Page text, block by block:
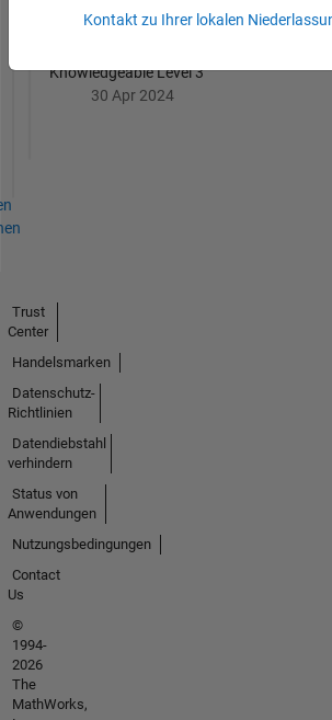
Knowledgeable Level 3
30 Apr 2024
Kontakt zu Ihrer lokalen
Trust
Center
Handelsmarken
Datenschutz-
Richtlinien
Datendiebstahl
verhindern
Status von
Anwendungen
Nutzungsbedingungen
Contact
Us
©
1994-
2026
The
MathWorks,